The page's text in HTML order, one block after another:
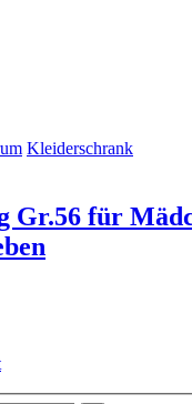
Kleiderschrank
Gr.56 für